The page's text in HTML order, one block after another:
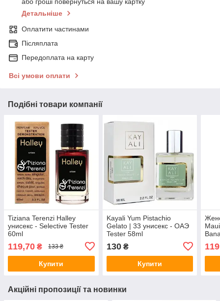
або гроші повернуться на вашу картку
Детальніше
Оплатити частинами
Післяплата
Передоплата на карту
Всі умови оплати
Подібні товари компанії
Tiziana Terenzi Halley
унисекс - Selective Tester
60ml
119,70 ₴ 133 ₴
Купити
Kayali Yum Pistachio
Gelato | 33 унисекс - ОАЭ
Tester 58ml
130₴
Купити
Акційні пропозиції та новинки